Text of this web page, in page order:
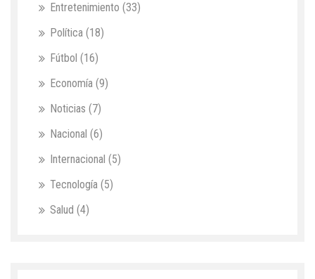
Entretenimiento (33)
Política (18)
Fútbol (16)
Economía (9)
Noticias (7)
Nacional (6)
Internacional (5)
Tecnología (5)
Salud (4)